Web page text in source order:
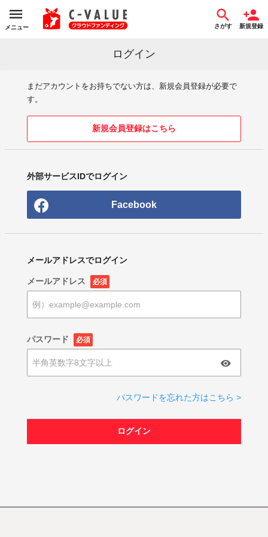
メニュー さがす 新規登録
ログイン
まだアカウントをお持ちでない方は、新規会員登録が必要で
す。
新規会員登録はこちら
外部サービスIDでログイン
Facebook
メールアドレスでログイン
メールアドレス 必須
パスワード 必須
パスワードを忘れた方はこちら >
ログイン